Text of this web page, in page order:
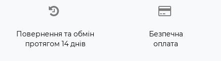
Повернення та обмін
протягом 14 днів
Безпечна
оплата